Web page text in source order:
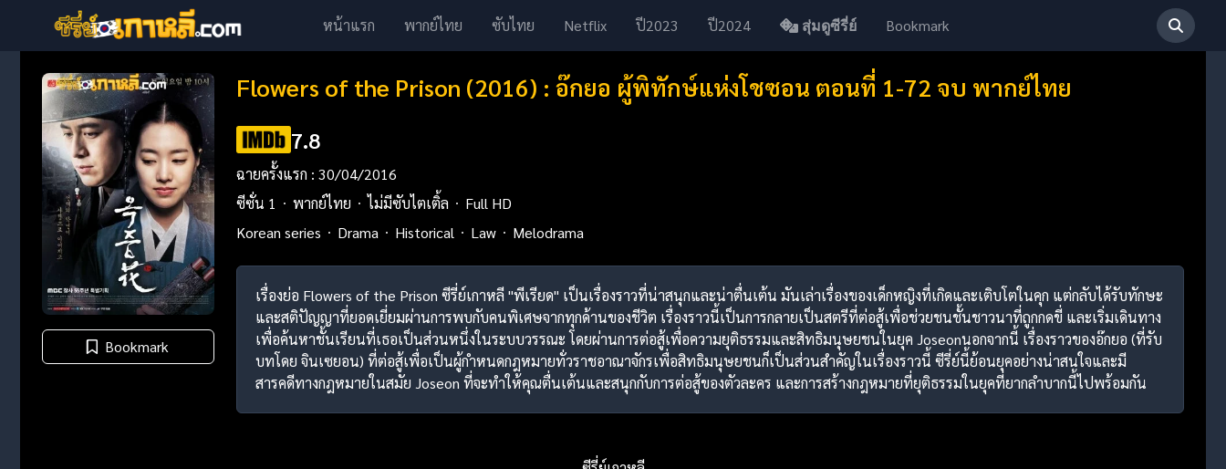
หน้าแรก พากย์ไทย ซับไทย Netflix ปี2023 ปี2024 สุ่มดูซีรี่ย์ Bookmark
Bookmark
Flowers of the Prison (2016) : อ๊กยอ ผู้พิทักษ์แห่งโชซอน ตอนที่ 1-72 จบ พากย์ไทย
7.8
ฉายครั้งแรก : 30/04/2016
ซีซั่น 1
พากย์ไทย ไม่มีซับไตเติ้ล
Full HD
Korean series
Drama Historical Law Melodrama
เรื่องย่อ Flowers of the Prison ซีรี่ย์เกาหลี "พีเรียด" เป็นเรื่องราวที่น่าสนุกและน่าตื่นเต้น มันเล่าเรื่องของเด็กหญิงที่เกิดและเติบโตในคุก แต่กลับได้รับทักษะ
และสติปัญญาที่ยอดเยี่ยมผ่านการพบกับคนพิเศษจากทุกด้านของชีวิต เรื่องราวนี้เป็นการกลายเป็นสตรีที่ต่อสู้เพื่อช่วยชนชั้นชาวนาที่ถูกกดขี่ และเริ่มเดินทาง
เพื่อค้นหาชั้นเรียนที่เธอเป็นส่วนหนึ่งในระบบวรรณะ โดยผ่านการต่อสู้เพื่อความยุติธรรมและสิทธิมนุษยชนในยุค Joseonนอกจากนี้ เรื่องราวของอ๊กยอ (ที่รับ
บทโดย จินเซยอน) ที่ต่อสู้เพื่อเป็นผู้กำหนดกฎหมายทั่วราชอาณาจักรเพื่อสิทธิมนุษยชนก็เป็นส่วนสำคัญในเรื่องราวนี้ ซีรี่ย์นี้ย้อนยุคอย่างน่าสนใจและมี
สารคดีทางกฎหมายในสมัย Joseon ที่จะทำให้คุณตื่นเต้นและสนุกกับการต่อสู้ของตัวละคร และการสร้างกฎหมายที่ยุติธรรมในยุคที่ยากลำบากนี้ไปพร้อมกัน